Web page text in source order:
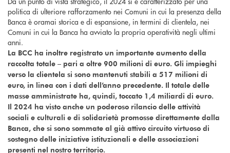
politica di ulteriore rafforzamento nei Comuni in cui la presenza della
Banca è oramai storica e di espansione, in termini di clientela, nei
Comuni in cui la Banca ha avviato la propria operatività negli ultimi
anni.
La BCC ha inoltre registrato un importante aumento della
raccolta totale – pari a oltre 900 milioni di euro. Gli impieghi
verso la clientela si sono mantenuti stabili a 517 milioni di
euro, in linea con i dati dell’anno precedente. Il totale delle
masse amministrate ha, quindi, toccato 1,4 miliardi di euro.
Il 2024 ha visto anche un poderoso rilancio delle attività
sociali e culturali e di solidarietà promosse direttamente dalla
Banca, che si sono sommate al già attivo circuito virtuoso di
sostegno delle iniziative istituzionali e delle associazioni
presenti nel nostro territorio.